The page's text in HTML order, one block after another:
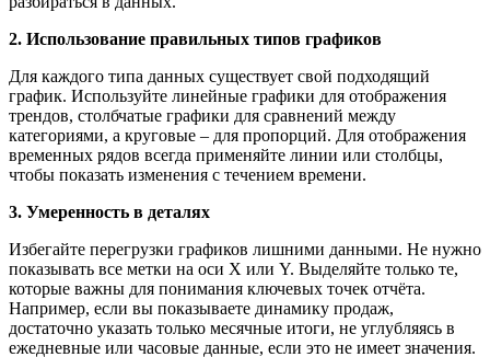
2. Использование правильных типов графиков
Для каждого типа данных существует свой подходящий
график. Используйте линейные графики для отображения
трендов, столбчатые графики для сравнений между
категориями, а круговые – для пропорций. Для отображения
временных рядов всегда применяйте линии или столбцы,
чтобы показать изменения с течением времени.
3. Умеренность в деталях
Избегайте перегрузки графиков лишними данными. Не нужно
показывать все метки на оси X или Y. Выделяйте только те,
которые важны для понимания ключевых точек отчёта.
Например, если вы показываете динамику продаж,
достаточно указать только месячные итоги, не углубляясь в
ежедневные или часовые данные, если это не имеет значения.